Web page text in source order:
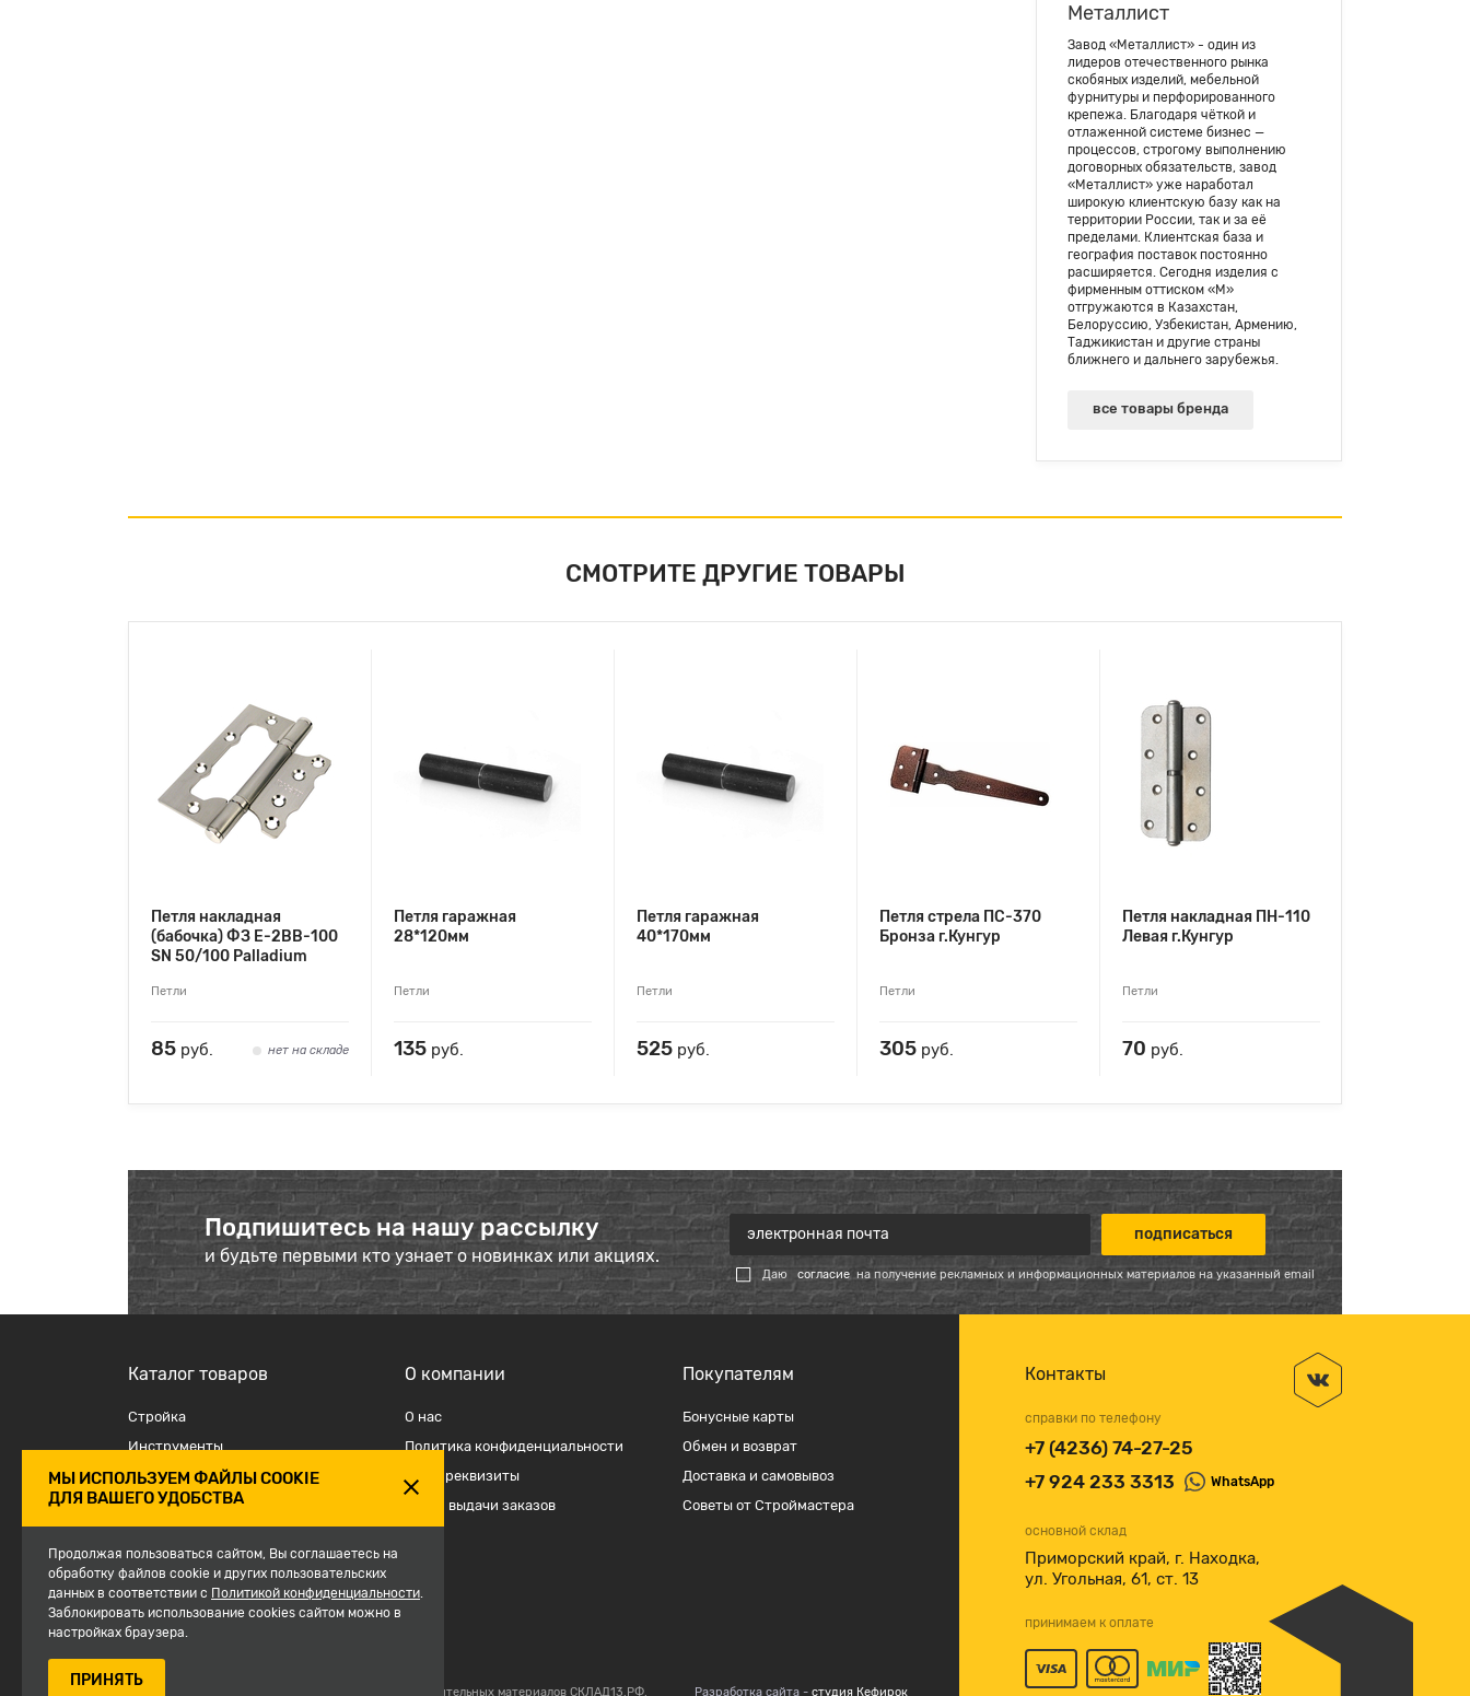
Металлист
Завод «Металлист» - один из
лидеров отечественного рынка
скобяных изделий, мебельной
фурнитуры и перфорированного
крепежа. Благодаря чёткой и
отлаженной системе бизнес —
процессов, строгому выполнению
договорных обязательств, завод
«Металлист» уже наработал
широкую клиентскую базу как на
территории России, так и за её
пределами. Клиентская база и
география поставок постоянно
расширяется. Сегодня изделия с
фирменным оттиском «М»
отгружаются в Казахстан,
Белоруссию, Узбекистан, Армению,
Таджикистан и другие страны
ближнего и дальнего зарубежья.
все товары бренда
СМОТРИТЕ ДРУГИЕ ТОВАРЫ
Петля накладная
(бабочка) ФЗ E-2ВВ-100
SN 50/100 Palladium
Петли
85 руб. нет на складе
Петля гаражная
28*120мм
Петли
135 руб.
Петля гаражная
40*170мм
Петли
525 руб.
Петля стрела ПС-370
Бронза г.Кунгур
Петли
305 руб.
Петля накладная ПН-110
Левая г.Кунгур
Петли
70 руб.
Подпишитесь на нашу рассылку
и будьте первыми кто узнает о новинках или акциях.
Даю согласие на получение рекламных и информационных материалов на указанный email
Контакты
справки по телефону
+7 (4236) 74-27-25
+7 924 233 3313
WhatsApp
основной склад
Приморский край, г. Находка,
ул. Угольная, 61, ст. 13
принимаем к оплате
Каталог товаров
Стройка
Инструменты
Отделка
Крепеж и такелаж
Средства защиты, спецодежда
Сантехника
Сезон
О компании
О наc
Политика конфиденциальности
Наши реквизиты
Точки выдачи заказов
Покупателям
Бонусные карты
Обмен и возврат
Доставка и самовывоз
Советы от Строймастера
© 2007-2026, Магазин строительных материалов СКЛАД13.РФ. Разработка сайта - студия Кефирок
МЫ ИСПОЛЬЗУЕМ ФАЙЛЫ COOKIE
ДЛЯ ВАШЕГО УДОБСТВА
Продолжая пользоваться сайтом, Вы соглашаетесь на
обработку файлов cookie и других пользовательских
данных в соответствии с Политикой конфиденциальности.
Заблокировать использование cookies сайтом можно в
настройках браузера.
ПРИНЯТЬ